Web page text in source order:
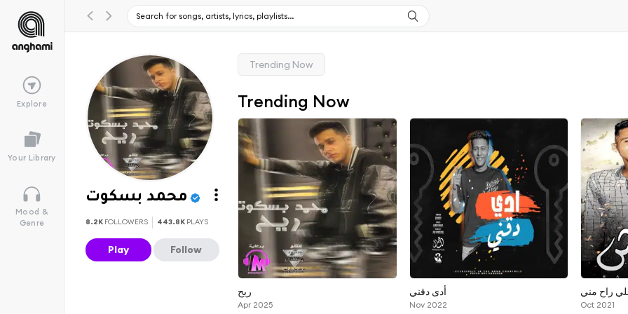
Explore
Your Library
Mood &
Genre
محمد بسكوت
8.2K FOLLOWERS 443.8K PLAYS
Play Follow
Trending Now
Trending Now
ريح
Apr 2025
أدى دقني
Nov 2022
راح مني
Oct 2021